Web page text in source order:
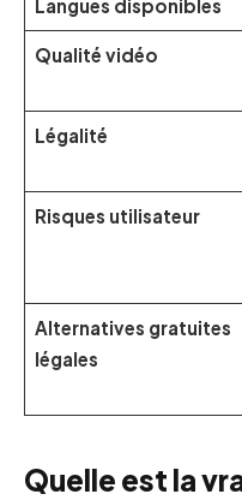
Langues disponibles
Qualité vidéo
Légalité
Risques utilisateur
Alternatives gratuites
légales
Quelle est la